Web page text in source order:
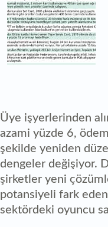
Üye işyerlerinden
azami yüzde 6,
şekilde yeniden
dengeler değişiyor.
şirketler yeni
potansiyeli fark
sektördeki oyuncu